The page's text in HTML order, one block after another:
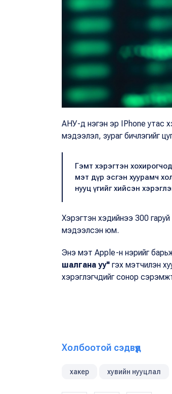
АНУ-д нэгэн эр IPhone утас
мэдээлэл, зураг бичлэгийг
Гэмт хэрэгтэн
мэт дүр эсгэн хуурамч
нууц үгийг хийсэн
Хэрэгтэн хэдийнээ 300
мэдээлсэн юм.
Энэ мэт Apple-н нэрийг
шалгана уу" гэх мэтчилэн
хэрэглэгчдийг сонор
Холбоотой сэдвүүд
хакер хувийн нууцлал